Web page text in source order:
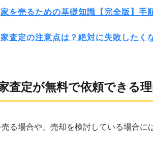
家を売るための基礎知識【完全版】手
家査定の注意点は？絶対に失敗したく
査定が無料で依頼できる理
る場合や、売却を検討している場合に